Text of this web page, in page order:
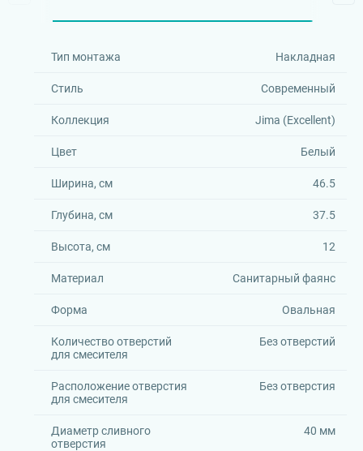
Тип монтажа Накладная
Стиль Современный
Коллекция Jima (Excellent)
Цвет Белый
Ширина, см 46.5
Глубина, см 37.5
Высота, см 12
Материал Санитарный фаянс
Форма Овальная
Количество отверстий
для смесителя
Без отверстий
Расположение отверстия
для смесителя
Без отверстия
Диаметр сливного
отверстия
40 мм